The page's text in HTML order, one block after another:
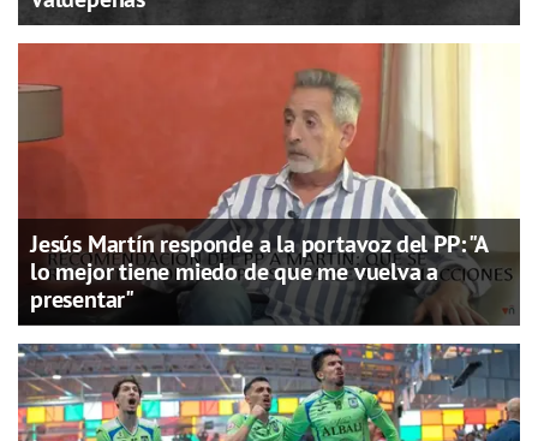
Jesús Martín responde a la portavoz del PP: "A
lo mejor tiene miedo de que me vuelva a
presentar"